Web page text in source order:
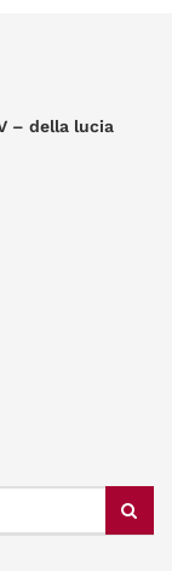
– della lucia